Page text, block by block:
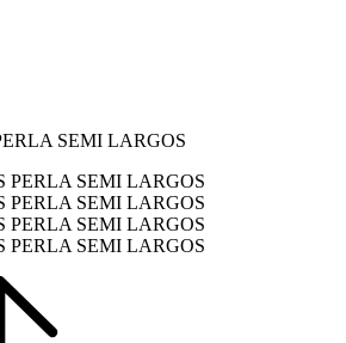
SEMI LARGOS